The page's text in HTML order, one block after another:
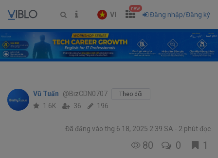
VI
new
Đăng nhập/Đăng ký
Vũ Tuấn @BizCDN0707 Theo dõi
1.6K 36 196
Đã đăng vào thg 6 18, 2025 2:39 SA 2 phút đọc
80 0 1